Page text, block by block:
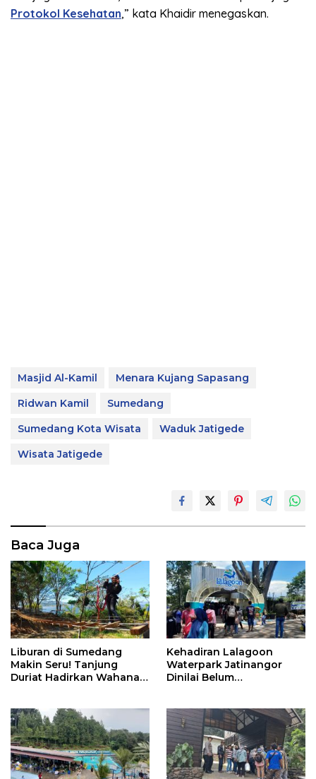
Protokol Kesehatan,” kata Khaidir menegaskan.
Masjid Al-Kamil
Menara Kujang Sapasang
Ridwan Kamil
Sumedang
Sumedang Kota Wisata
Waduk Jatigede
Wisata Jatigede
Baca Juga
Liburan di Sumedang
Makin Seru! Tanjung
Duriat Hadirkan Wahana
Jatigede
Kehadiran Lalagoon
Waterpark Jatinangor
Dinilai Belum